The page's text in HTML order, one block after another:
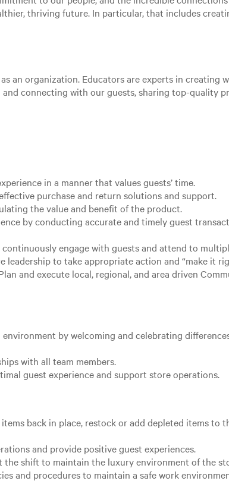
thriving future. In particular, that includes
an organization. Educators are experts in creating
connecting with our guests, sharing top-quality
in a manner that values guests’ time.
purchase and return solutions and support.
the value and benefit of the product.
by conducting accurate and timely guest
engage with guests and attend to
leadership to take appropriate action and “make it
and execute local, regional, and area driven
by welcoming and celebrating
with all team members.
guest experience and support store operations.
back in place, restock or add depleted items
and provide positive guest experiences.
the shift to maintain the luxury environment of the
and procedures to maintain a safe work